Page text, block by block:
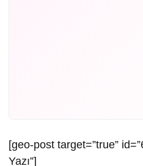
[geo-post target=”true”
Yazı”]